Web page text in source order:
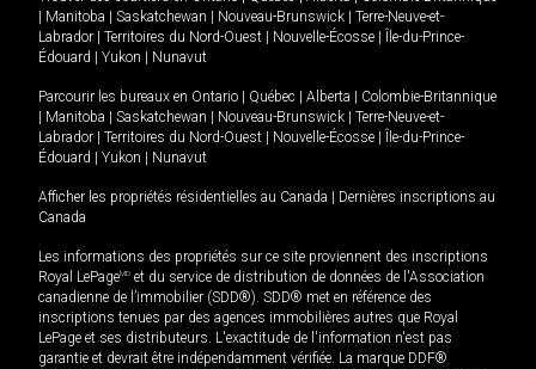
Manitoba Saskatchewan Nouveau-Brunswick
Terre-Neuve-et-
Labrador
Territoires du Nord-Ouest Nouvelle-Écosse
Île-du-Prince-
Édouard
Yukon Nunavut
Parcourir les bureaux en Ontario Québec Alberta
Colombie-Britannique
Manitoba Saskatchewan Nouveau-Brunswick
Terre-Neuve-et-
Labrador
Territoires du Nord-Ouest Nouvelle-Écosse
Île-du-Prince-
Édouard
Yukon Nunavut
Afficher les propriétés résidentielles au Canada
Dernières inscriptions au
Canada
Les informations des propriétés sur ce site proviennent des inscriptions
Royal LePageMD et du service de distribution de données de l'Association
canadienne de l’immobilier (SDD®). SDD® met en référence des
inscriptions tenues par des agences immobilières autres que Royal
LePage et ses distributeurs. L'exactitude de l'information n'est pas
garantie et devrait être indépendamment vérifiée. La marque DDF®